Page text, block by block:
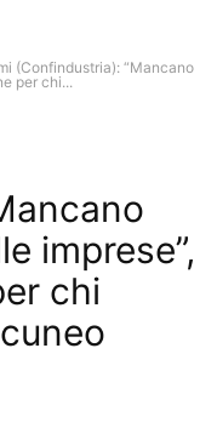
(Confindustria): “Mancano
per chi...
imprese”,
chi